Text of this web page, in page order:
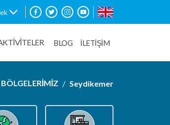
BLOG İLETİŞİM
BÖLGELERİMİZ Seydikemer